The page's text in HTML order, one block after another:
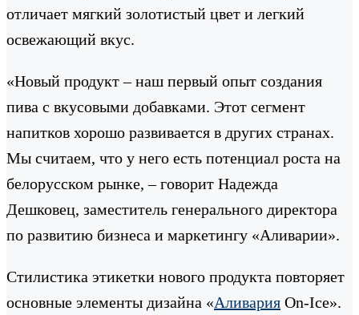
отличает мягкий золотистый цвет и легкий
освежающий вкус.
«Новый продукт – наш первый опыт создания
пива с вкусовыми добавками. Этот сегмент
напитков хорошо развивается в других странах.
Мы считаем, что у него есть потенциал роста на
белорусском рынке, – говорит Надежда
Дешковец, заместитель генерального директора
по развитию бизнеса и маркетингу «Аливарии».
Стилистика этикетки нового продукта повторяет
основные элементы дизайна «Аливария On-Ice».